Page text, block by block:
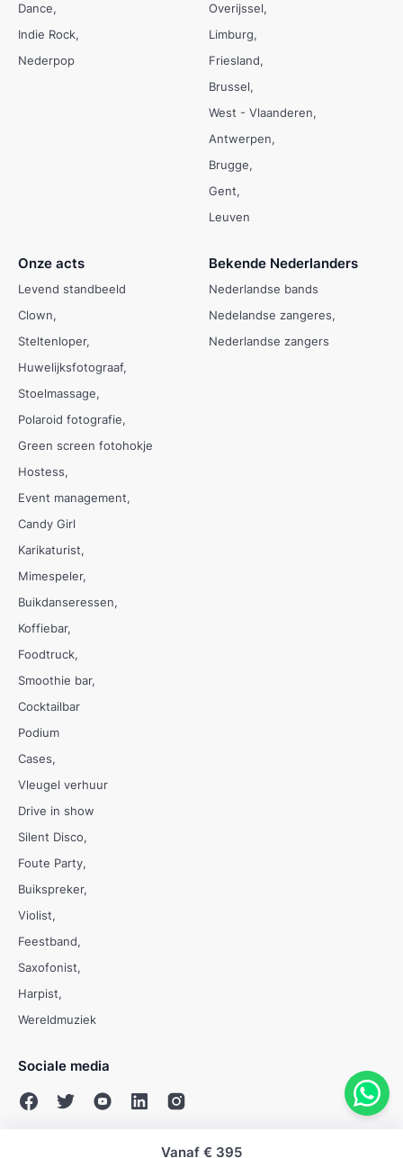
Vanaf € 395
Dance
Indie Rock
Nederpop
Overijssel
Limburg
Friesland
Brussel
West - Vlaanderen
Antwerpen
Brugge
Gent
Leuven
Onze acts
Levend standbeeld
Clown
Steltenloper
Huwelijksfotograaf
Stoelmassage
Polaroid fotografie
Green screen fotohokje
Hostess
Event management
Candy Girl
Karikaturist
Mimespeler
Buikdanseressen
Koffiebar
Foodtruck
Smoothie bar
Cocktailbar
Podium
Cases
Vleugel verhuur
Drive in show
Silent Disco
Foute Party
Buikspreker
Violist
Feestband
Saxofonist
Harpist
Wereldmuziek
Bekende Nederlanders
Nederlandse bands
Nedelandse zangeres
Nederlandse zangers
Sociale media